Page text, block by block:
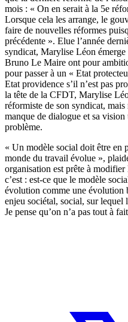
mois : « On en serait à la 5e
Lorsque cela les arrange, le
faire de nouvelles réformes
précédente ». Elue l’année
syndicat, Marylise Léon
Bruno Le Maire ont pour
pour passer à un « Etat
Etat providence s’il n’est pas
la tête de la CFDT, Marylise
réformiste de son syndicat,
manque de dialogue et sa
problème.
« Un modèle social doit être en
monde du travail évolue »,
organisation est prête à
c’est : est-ce que le modèle
évolution comme une évolution
enjeu sociétal, social, sur lequel
Je pense qu’on n’a pas tout à